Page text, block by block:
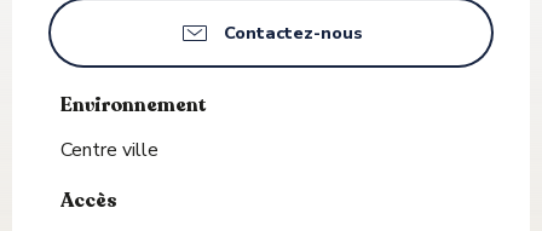
Contactez-nous
Environnement
Environnement
Centre ville
Accès
Accès